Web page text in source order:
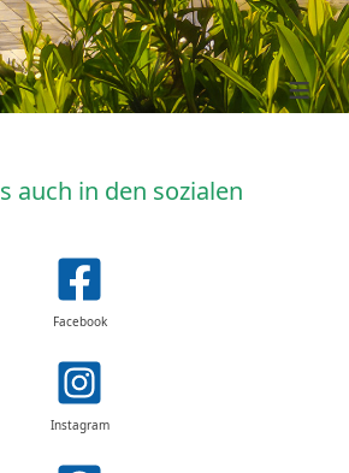
≡
auch in den sozialen
Facebook
Instagram